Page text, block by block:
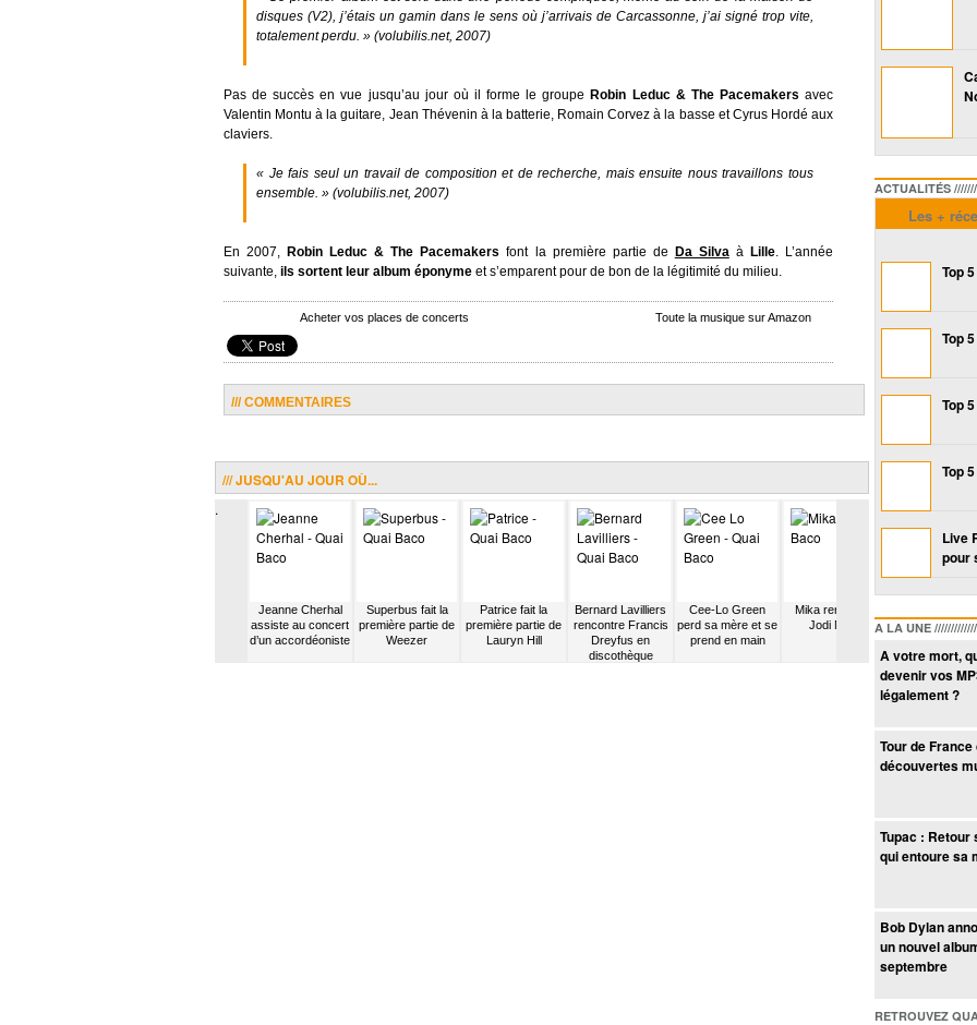
disques (V2), j’étais un gamin dans le sens où j’arrivais de Carcassonne, j’ai signé trop vite,
totalement perdu. » (volubilis.net, 2007)
Pas de succès en vue jusqu’au jour où il forme le groupe Robin Leduc & The Pacemakers avec
Valentin Montu à la guitare, Jean Thévenin à la batterie, Romain Corvez à la basse et Cyrus Hordé aux
claviers.
« Je fais seul un travail de composition et de recherche, mais ensuite nous travaillons tous
ensemble. » (volubilis.net, 2007)
En 2007, Robin Leduc & The Pacemakers font la première partie de Da Silvaà Lille. L’année
suivante, ils sortent leur album éponyme et s’emparent pour de bon de la légitimité du milieu.
Acheter vos places de concerts Toute la musique sur Amazon
/// COMMENTAIRES
/// JUSQU'AU JOUR OÙ...
.
Jeanne Cherhal
assiste au concert
d’un accordéoniste
Superbus fait la
première partie de
Weezer
Patrice fait la
première partie de
Lauryn Hill
Bernard Lavilliers
rencontre Francis
Dreyfus en
discothèque
Cee-Lo Green
perd sa mère et se
prend en main
Mika rencontre
Jodi Marr
font la
Rice
ACTUALITÉS
Les +
Top
Top
Top
Top
Live
pour
A LA UNE
A votre mort,
devenir vos
légalement ?
Tour de France
découvertes
Tupac :
qui entoure sa
Bob Dylan
un nouvel
septembre
RETROUVEZ